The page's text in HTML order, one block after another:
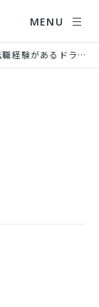
MENU
40歳以上での転職経験があるドライバーは半数超え、 現職を続けることへの不安の声も